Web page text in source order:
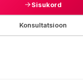
Sisukord
Konsultatsioon